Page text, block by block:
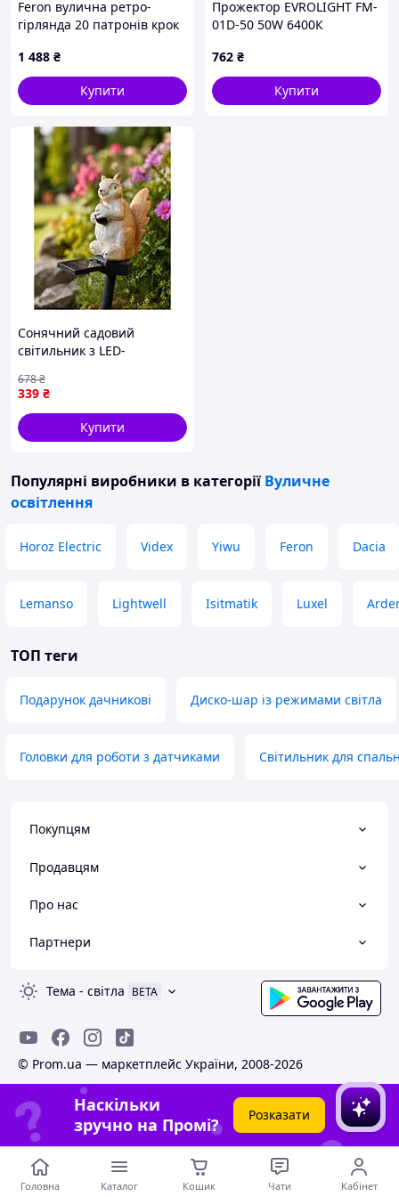
Feron вулична ретро-
гірлянда 20 патронів крок
1 488 ₴
Купити
Прожектор EVROLIGHT FM-
01D-50 50W 6400К
762 ₴
Купити
Сонячний садовий
світильник з LED-
вашого затишного двору
339 ₴
678₴
Купити
Популярні виробники в категорії Вуличне
освітлення
Horoz Electric Videx Yiwu Feron Dacia
Lemanso Lightwell Isitmatik Luxel
ТОП теги
Подарунок дачникові Диско-шар із режимами світла
Головки для роботи з датчиками Світильник для
Покупцям
Продавцям
Про нас
Партнери
Тема - світла BETA
© Prom.ua — маркетплейс України, 2008-2026
Наскільки
зручно на Промі?
Розказати
Головна Каталог Кошик Чати Кабінет